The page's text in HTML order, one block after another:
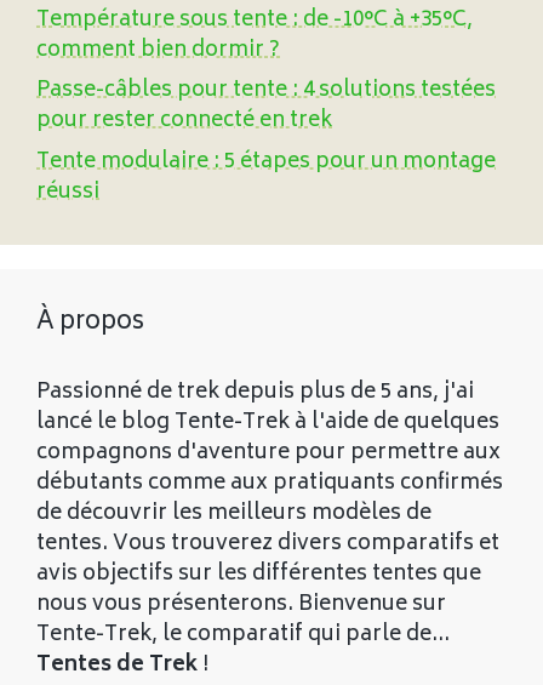
Température sous tente : de -10°C à +35°C,
comment bien dormir ?
Passe-câbles pour tente : 4 solutions testées
pour rester connecté en trek
Tente modulaire : 5 étapes pour un montage
réussi
À propos
Passionné de trek depuis plus de 5 ans, j'ai
lancé le blog Tente-Trek à l'aide de quelques
compagnons d'aventure pour permettre aux
débutants comme aux pratiquants confirmés
de découvrir les meilleurs modèles de
tentes. Vous trouverez divers comparatifs et
avis objectifs sur les différentes tentes que
nous vous présenterons. Bienvenue sur
Tente-Trek, le comparatif qui parle de...
Tentes de Trek !